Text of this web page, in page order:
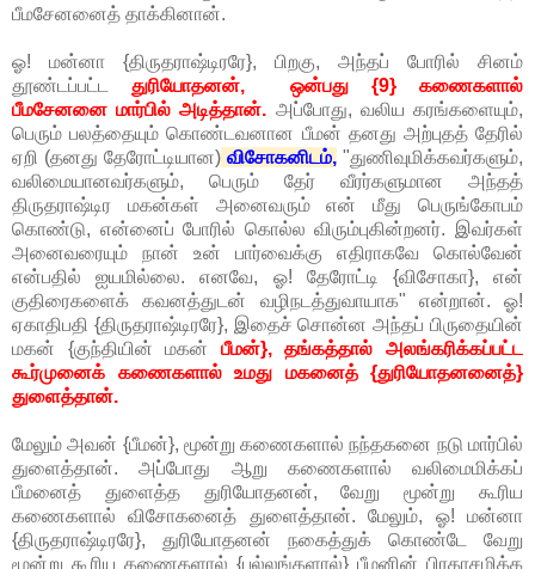
பீமசேனனைத் தாக்கினான்.
ஓ! மன்னா {திருதராஷ்டிரரே}, பிறகு, அந்தப் போரில் சினம்
தூண்டப்பட்ட துரியோதனன், ஒன்பது {9} கணைகளால்
பீமசேனனை மார்பில் அடித்தான். அப்போது, வலிய கரங்களையும்,
பெரும் பலத்தையும் கொண்டவனான பீமன் தனது அற்புதத் தேரில்
ஏறி (தனது தேரோட்டியான) விசோகனிடம், "துணிவுமிக்கவர்களும்,
வலிமையானவர்களும், பெரும் தேர் வீரர்களுமான அந்தத்
திருதராஷ்டிர மகன்கள் அனைவரும் என் மீது பெருங்கோபம்
கொண்டு, என்னைப் போரில் கொல்ல விரும்புகின்றனர். இவர்கள்
அனைவரையும் நான் உன் பார்வைக்கு எதிராகவே கொல்வேன்
என்பதில் ஐயமில்லை. எனவே, ஓ! தேரோட்டி {விசோகா}, என்
குதிரைகளைக் கவனத்துடன் வழிநடத்துவாயாக" என்றான். ஓ!
ஏகாதிபதி {திருதராஷ்டிரரே}, இதைச் சொன்ன அந்தப் பிருதையின்
மகன் {குந்தியின் மகன் பீமன்}, தங்கத்தால் அலங்கரிக்கப்பட்ட
கூர்முனைக் கணைகளால் உமது மகனைத் {துரியோதனனைத்}
துளைத்தான்.
மேலும் அவன் {பீமன்}, மூன்று கணைகளால் நந்தகனை நடு மார்பில்
துளைத்தான். அப்போது ஆறு கணைகளால் வலிமைமிக்கப்
பீமனைத் துளைத்த துரியோதனன், வேறு மூன்று கூரிய
கணைகளால் விசோகனைத் துளைத்தான். மேலும், ஓ! மன்னா
{திருதராஷ்டிரரே}, துரியோதனன் நகைத்துக் கொண்டே வேறு
மூன்று கூரிய கணைகளால் {பல்லங்களால்} பீமனின் பிரகாசமிக்க